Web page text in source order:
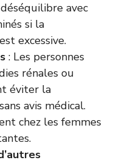
avec
si la
excessive.
: Les personnes
rénales ou
éviter la
avis médical.
chez les femmes